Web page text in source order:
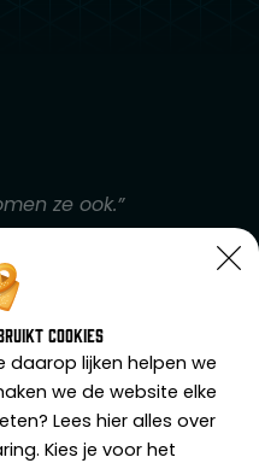
ze ook.”
geschikte beveiliger
affiniteit heeft met
juiste match. Doordat
nemen, dragen wij ook
Iedere beveiliger
van APEX360 zodat u
cookies
daarop lijken helpen we
we de website elke
Lees hier alles over
Kies je voor het